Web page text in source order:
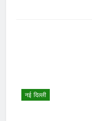
नई दिल्ली